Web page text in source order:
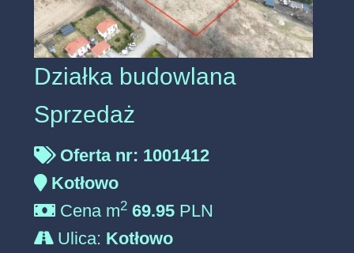
Działka budowlana
Sprzedaż
Oferta nr: 1001412
Kotłowo
Cena m2 69.95 PLN
Ulica: Kotłowo